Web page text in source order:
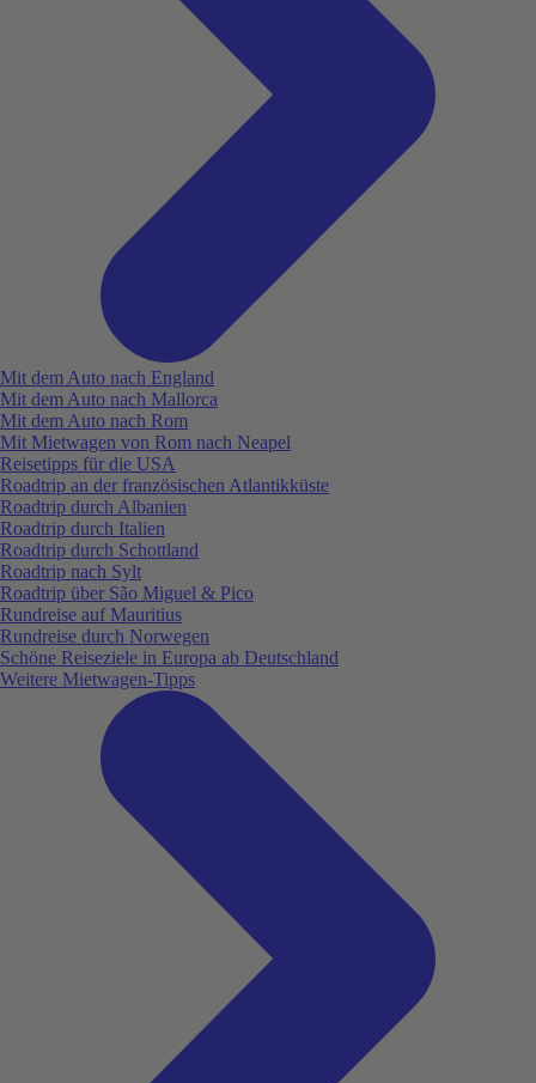
Mit dem Auto nach England
Mit dem Auto nach Mallorca
Mit dem Auto nach Rom
Mit Mietwagen von Rom nach Neapel
Reisetipps für die USA
Roadtrip an der französischen Atlantikküste
Roadtrip durch Albanien
Roadtrip durch Italien
Roadtrip durch Schottland
Roadtrip nach Sylt
Roadtrip über São Miguel & Pico
Rundreise auf Mauritius
Rundreise durch Norwegen
Schöne Reiseziele in Europa ab Deutschland
Weitere Mietwagen-Tipps